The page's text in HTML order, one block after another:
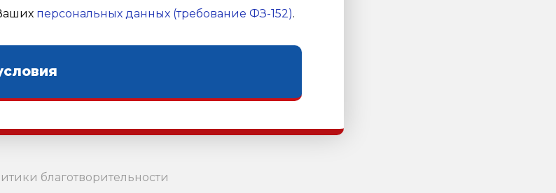
персональных данных (требование ФЗ-152).
благотворительности